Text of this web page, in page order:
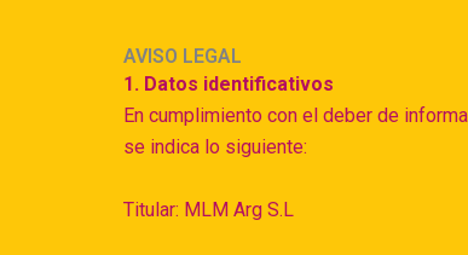
AVISO LEGAL
1. Datos identificativos
En cumplimiento con el deber de
se indica lo siguiente:
Titular: MLM Arg S.L